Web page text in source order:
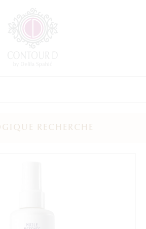
RECHERCHE